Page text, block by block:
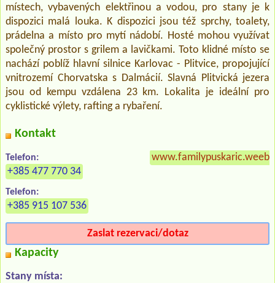
místech, vybavených elektřinou a vodou, pro stany je k
dispozici malá louka. K dispozici jsou též sprchy, toalety,
prádelna a místo pro mytí nádobí. Hosté mohou využívat
společný prostor s grilem a lavičkami. Toto klidné místo se
nachází poblíž hlavní silnice Karlovac - Plitvice, propojující
vnitrozemí Chorvatska s Dalmácií. Slavná Plitvická jezera
jsou od kempu vzdálena 23 km. Lokalita je ideální pro
cyklistické výlety, rafting a rybaření.
Kontakt
Telefon:
+385 477 770 34
Telefon:
+385 915 107 536
Zaslat rezervaci/dotaz
Kapacity
Stany místa: